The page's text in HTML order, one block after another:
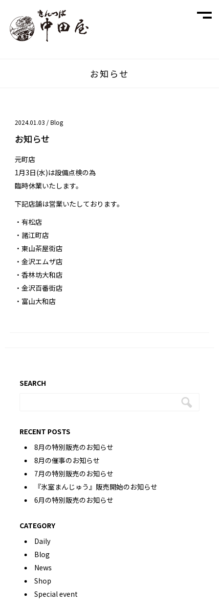
お知らせ
2024.01.03 /Blog
お知らせ
元町店
1月3日(水)は設備点検の為
臨時休業いたします。
下記店舗は営業いたしております。
・有松店
・諸江町店
・東山茶屋街店
・金沢エムザ店
・香林坊大和店
・金沢百番街店
・富山大和店
SEARCH
RECENT POSTS
8月の特別販売のお知らせ
8月の催事のお知らせ
7月の特別販売のお知らせ
『氷室まんじゅう』販売開始のお知らせ
6月の特別販売のお知らせ
CATEGORY
Daily
Blog
News
Shop
Special event